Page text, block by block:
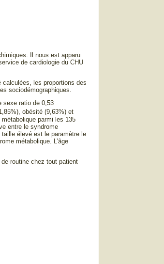
Il nous est apparu
de cardiologie du CHU
les proportions des
sociodémographiques.
sexe ratio de 0,53
obésité (9,63%) et
parmi les 135
entre le syndrome
élevé est le paramètre le
métabolique. L’âge
routine chez tout patient